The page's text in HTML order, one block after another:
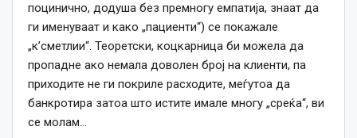
поцинично, додуша без премногу емпатија, знаат да
ги именуваат и како „пациенти“) се покажале
„к’сметлии“. Теоретски, коцкарница би можела да
пропадне ако немала доволен број на клиенти, па
приходите не ги покриле расходите, меѓутоа да
банкротира затоа што истите имале многу „среќа“, ви
се молам…